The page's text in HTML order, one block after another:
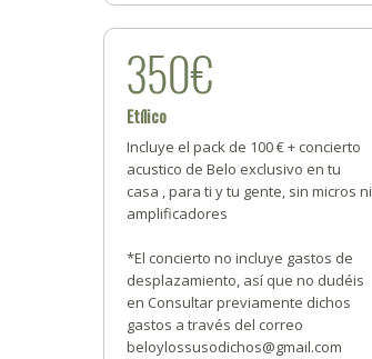
350€
Etílico
Incluye el pack de 100 € + concierto
acustico de Belo exclusivo en tu
casa , para ti y tu gente, sin micros ni
amplificadores
*El concierto no incluye gastos de
desplazamiento, así que no dudéis
en Consultar previamente dichos
gastos a través del correo
beloylossusodichos@gmail.com